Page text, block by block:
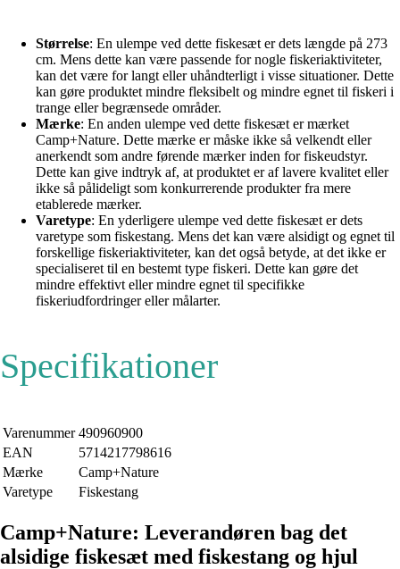
Størrelse: En ulempe ved dette fiskesæt er dets længde på 273
cm. Mens dette kan være passende for nogle fiskeriaktiviteter,
kan det være for langt eller uhåndterligt i visse situationer. Dette
kan gøre produktet mindre fleksibelt og mindre egnet til fiskeri i
trange eller begrænsede områder.
Mærke: En anden ulempe ved dette fiskesæt er mærket
Camp+Nature. Dette mærke er måske ikke så velkendt eller
anerkendt som andre førende mærker inden for fiskeudstyr.
Dette kan give indtryk af, at produktet er af lavere kvalitet eller
ikke så pålideligt som konkurrerende produkter fra mere
etablerede mærker.
Varetype: En yderligere ulempe ved dette fiskesæt er dets
varetype som fiskestang. Mens det kan være alsidigt og egnet til
forskellige fiskeriaktiviteter, kan det også betyde, at det ikke er
specialiseret til en bestemt type fiskeri. Dette kan gøre det
mindre effektivt eller mindre egnet til specifikke
fiskeriudfordringer eller målarter.
Specifikationer
Varenummer 490960900
EAN
5714217798616
Mærke
Camp+Nature
Varetype
Fiskestang
Camp+Nature: Leverandøren bag det
alsidige fiskesæt med fiskestang og hjul